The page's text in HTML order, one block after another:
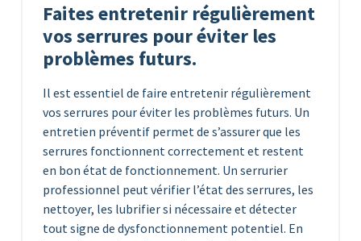
Faites entretenir régulièrement
vos serrures pour éviter les
problèmes futurs.
Il est essentiel de faire entretenir régulièrement
vos serrures pour éviter les problèmes futurs. Un
entretien préventif permet de s’assurer que les
serrures fonctionnent correctement et restent
en bon état de fonctionnement. Un serrurier
professionnel peut vérifier l’état des serrures, les
nettoyer, les lubrifier si nécessaire et détecter
tout signe de dysfonctionnement potentiel. En